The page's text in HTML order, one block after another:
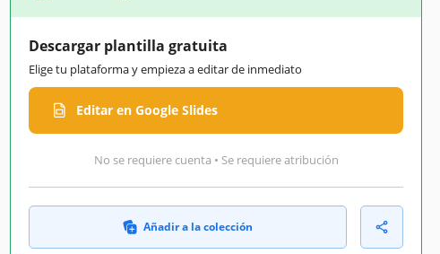
Descargar plantilla gratuita
Elige tu plataforma y empieza a editar de inmediato
Editar en Google Slides
No se requiere cuenta • Se requiere atribución
Añadir a la colección